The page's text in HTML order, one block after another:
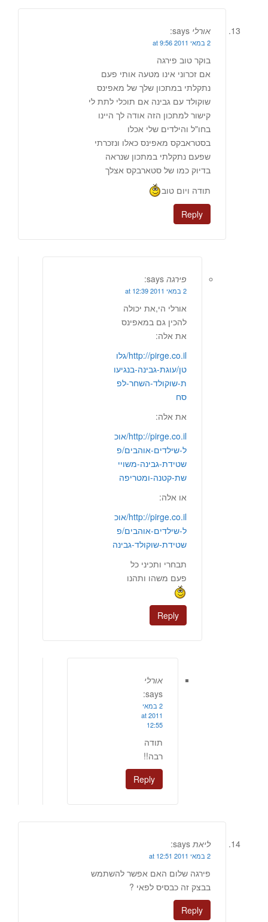
אורלי says:
2 במאי 2011 at 9:56
בוקר טוב פירגה
אם זכרוני אינו מטעה אותי פעם
נתקלתי במתכון שלך של מאפינס
שוקולד עם גבינה אם תוכלי לתת לי
קישור למתכון הזה אודה לך היינו
בחו"ל והילדים שלי אכלו
בסטראבקס מאפינס כאלו ונזכרתי
שפעם נתקלתי במתכון שנראה
בדיוק כמו של סטארבקס אצלך
תודה ויום טוב
Reply
פירגה says:
2 במאי 2011 at 12:39
אורלי הי,את יכולה
להכין גם במאפינס
את אלה:
http://pirge.co.il/גלו
טן/עוגת-גבינה-בנגיעו
ת-שוקולד-השחר-לפ
סח
את אלה:
http://pirge.co.il/אוכ
ל-שילדים-אוהבים/פ
שטידת-גבינה-משויי
שת-קטנה-ומטריפה
או אלה:
http://pirge.co.il/אוכ
ל-שילדים-אוהבים/פ
שטידת-שוקולד-גבינה
תבחרי ותכיני כל
פעם משהו ותהנו
Reply
אורלי
says:
2 במאי
2011 at
12:55
תודה
רבה!!
Reply
ליאת says:
2 במאי 2011 at 12:51
פירגה שלום האם אפשר להשתמש
בבצק זה כבסיס לפאי ?
Reply